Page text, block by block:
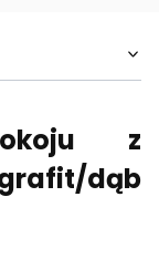
z
dąb